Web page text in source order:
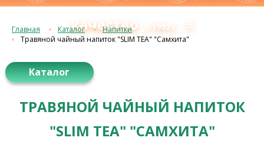
качество
с 1993 г. ≡
Главная Каталог
Напитки
Травяной чайный напиток "SLIM TEA" "Самхита"
Каталог
ТРАВЯНОЙ ЧАЙНЫЙ НАПИТОК
"SLIM TEA" "САМХИТА"